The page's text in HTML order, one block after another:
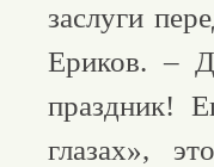
заслуги
Ериков. –
праздник!
глазах»,